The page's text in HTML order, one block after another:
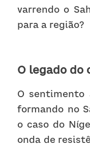
varrendo o
para a região?
O legado do
O sentimento
formando no
o caso do
onda de